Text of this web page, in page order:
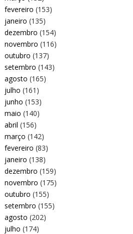
fevereiro (153)
janeiro (135)
dezembro (154)
novembro (116)
outubro (137)
setembro (143)
agosto (165)
julho (161)
junho (153)
maio (140)
abril (156)
março (142)
fevereiro (83)
janeiro (138)
dezembro (159)
novembro (175)
outubro (155)
setembro (155)
agosto (202)
julho (174)